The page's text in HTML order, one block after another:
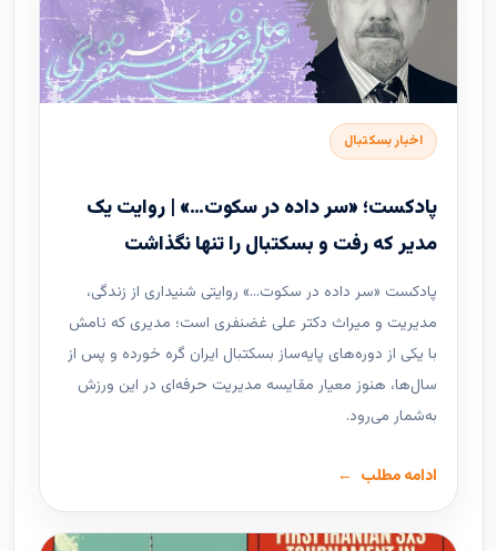
اخبار بسکتبال
پادکست؛ «سر داده در سکوت…» | روایت یک
مدیر که رفت و بسکتبال را تنها نگذاشت
پادکست «سر داده در سکوت…» روایتی شنیداری از زندگی،
مدیریت و میراث دکتر علی غضنفری است؛ مدیری که نامش
با یکی از دوره‌های پایه‌ساز بسکتبال ایران گره خورده و پس از
سال‌ها، هنوز معیار مقایسه مدیریت حرفه‌ای در این ورزش
به‌شمار می‌رود.
ادامه مطلب